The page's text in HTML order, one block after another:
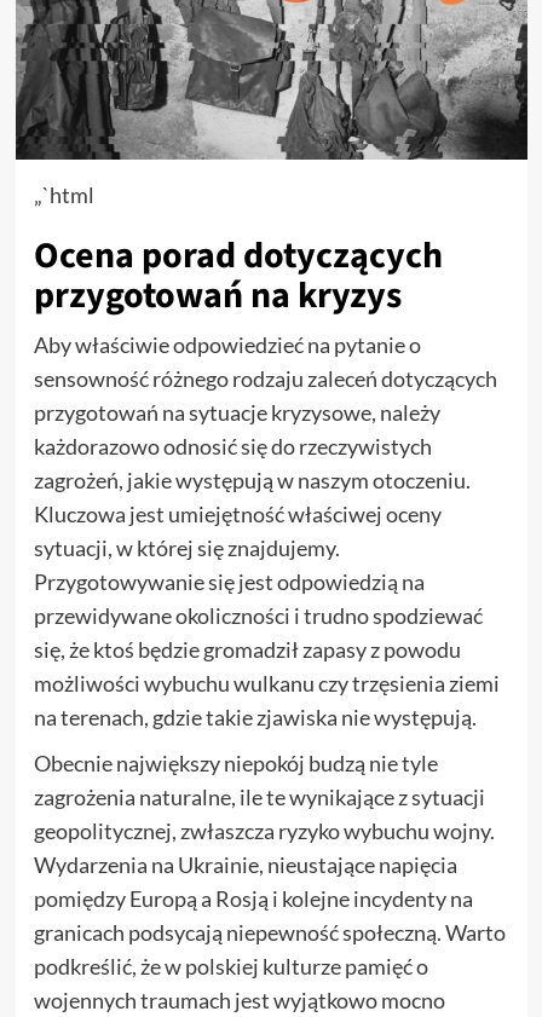
„`html
Ocena porad dotyczących
przygotowań na kryzys
Aby właściwie odpowiedzieć na pytanie o
sensowność różnego rodzaju zaleceń dotyczących
przygotowań na sytuacje kryzysowe, należy
każdorazowo odnosić się do rzeczywistych
zagrożeń, jakie występują w naszym otoczeniu.
Kluczowa jest umiejętność właściwej oceny
sytuacji, w której się znajdujemy.
Przygotowywanie się jest odpowiedzią na
przewidywane okoliczności i trudno spodziewać
się, że ktoś będzie gromadził zapasy z powodu
możliwości wybuchu wulkanu czy trzęsienia ziemi
na terenach, gdzie takie zjawiska nie występują.
Obecnie największy niepokój budzą nie tyle
zagrożenia naturalne, ile te wynikające z sytuacji
geopolitycznej, zwłaszcza ryzyko wybuchu wojny.
Wydarzenia na Ukrainie, nieustające napięcia
pomiędzy Europą a Rosją i kolejne incydenty na
granicach podsycają niepewność społeczną. Warto
podkreślić, że w polskiej kulturze pamięć o
wojennych traumach jest wyjątkowo mocno